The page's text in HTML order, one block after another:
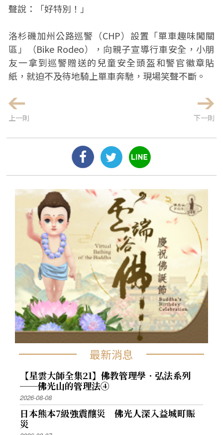
聲說：「好特別！」
洛杉磯加州公路巡警（CHP）設置「單車趣味闖關
區」（Bike Rodeo），向親子宣導行車安全，小朋
友一拿到巡警贈送的兒童安全頭盔和警官徽章貼
紙，就迫不及待地騎上單車奔馳，現場笑聲不斷。
上一則 下一則
最新消息
【星雲大師全集21】佛教管理學．弘法系列
──佛光山的管理法④
2026-08-08
日本熊本7級強震釀災 佛光人深入益城町賑
災